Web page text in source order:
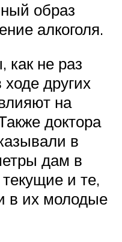
образ
алкоголя.
как не раз
других
на
доктора
в
дам в
и те,
в их молодые